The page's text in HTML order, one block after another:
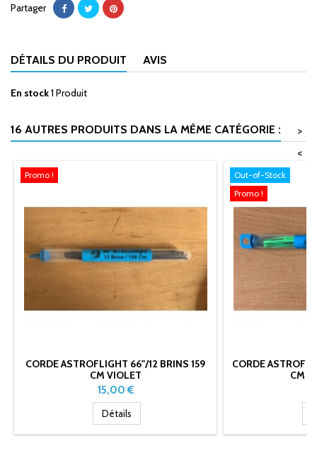
Partager
DÉTAILS DU PRODUIT AVIS
En stock1 Produit
16 AUTRES PRODUITS DANS LA MÊME CATÉGORIE :
>
<
Promo !
CORDE ASTROFLIGHT 66"/12 BRINS 159
CM VIOLET
Prix
15,00 €
Détails
Out-of-Stock
Promo !
CORDE
CM